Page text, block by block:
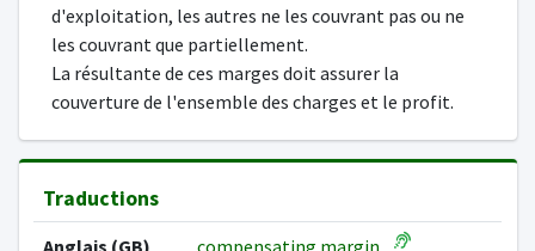
d'exploitation, les autres ne les couvrant pas ou ne
les couvrant que partiellement.
La résultante de ces marges doit assurer la
couverture de l'ensemble des charges et le profit.
Traductions
Anglais (GB)
compensating margin